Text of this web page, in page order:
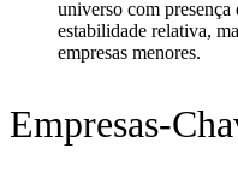
universo com presença
estabilidade relativa,
empresas menores.
Empresas-